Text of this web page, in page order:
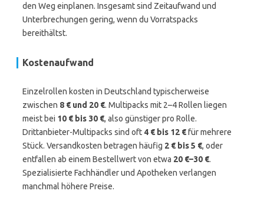
den Weg einplanen. Insgesamt sind Zeitaufwand und
Unterbrechungen gering, wenn du Vorratspacks
bereithältst.
Kostenaufwand
Einzelrollen kosten in Deutschland typischerweise
zwischen 8 € und 20 €. Multipacks mit 2–4 Rollen liegen
meist bei 10 € bis 30 €, also günstiger pro Rolle.
Drittanbieter-Multipacks sind oft 4 € bis 12 €für mehrere
Stück. Versandkosten betragen häufig 2 € bis 5 €, oder
entfallen ab einem Bestellwert von etwa 20 €–30 €.
Spezialisierte Fachhändler und Apotheken verlangen
manchmal höhere Preise.